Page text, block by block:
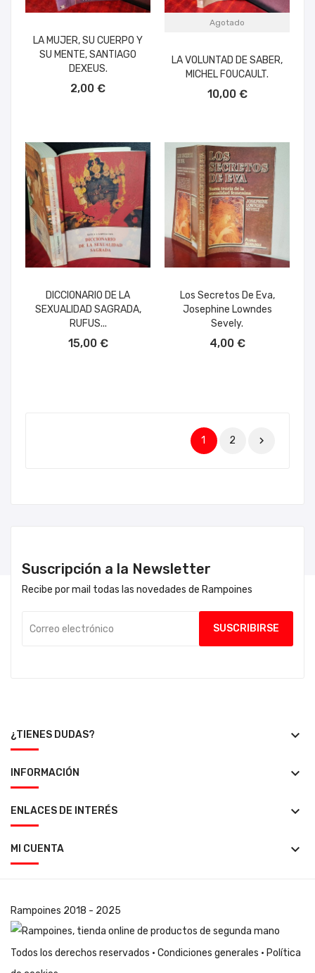
LA MUJER, SU CUERPO Y
SU MENTE, SANTIAGO
DEXEUS.
2,00 €
Agotado
LA VOLUNTAD DE SABER,
MICHEL FOUCAULT.
10,00 €
DICCIONARIO DE LA
SEXUALIDAD SAGRADA,
RUFUS...
15,00 €
Los Secretos De Eva,
Josephine Lowndes
Sevely.
4,00 €
1 2 
Suscripción a la Newsletter
Recibe por mail todas las novedades de Rampoines
¿TIENES DUDAS? keyboard_arrow_down
INFORMACIÓN keyboard_arrow_down
ENLACES DE INTERÉS keyboard_arrow_down
MI CUENTA keyboard_arrow_down
Rampoines 2018 - 2025
Todos los derechos reservados · Condiciones generales · Política